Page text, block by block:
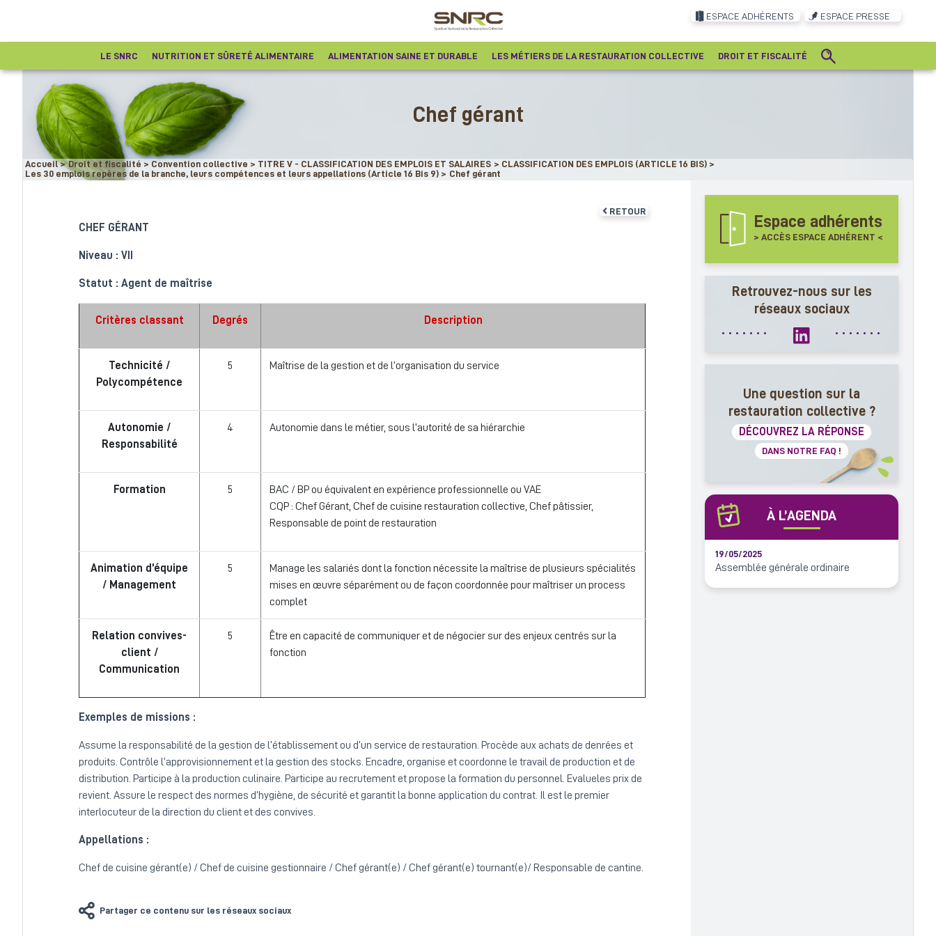
ESPACE ADHÉRENTS ESPACE PRESSE
LE SNRC NUTRITION ET SÛRETÉ ALIMENTAIRE ALIMENTATION SAINE ET DURABLE LES MÉTIERS DE LA RESTAURATION COLLECTIVE DROIT ET FISCALITÉ
Chef gérant
Accueil > Droit et fiscalité > Convention collective > TITRE V - CLASSIFICATION DES EMPLOIS ET SALAIRES > CLASSIFICATION DES EMPLOIS (ARTICLE 16 BIS) >
Les 30 emplois repères de la branche, leurs compétences et leurs appellations (Article 16 Bis 9) > Chef gérant
RETOUR
CHEF GÉRANT
Niveau : VII
Statut : Agent de maîtrise
Critères classant Degrés Description
Technicité /
Polycompétence
5 Maîtrise de la gestion et de l’organisation du service
Autonomie /
Responsabilité
4 Autonomie dans le métier, sous l’autorité de sa hiérarchie
Formation 5
BAC / BP ou équivalent en expérience professionnelle ou VAE
CQP : Chef Gérant, Chef de cuisine restauration collective, Chef pâtissier,
Responsable de point de restauration
Animation d’équipe
/ Management
5
Manage les salariés dont la fonction nécessite la maîtrise de plusieurs spécialités
mises en œuvre séparément ou de façon coordonnée pour maîtriser un process
complet
Relation convives-
client /
Communication
5
Être en capacité de communiquer et de négocier sur des enjeux centrés sur la
fonction
Exemples de missions :
Assume la responsabilité de la gestion de l’établissement ou d’un service de restauration. Procède aux achats de denrées et
produits. Contrôle l’approvisionnement et la gestion des stocks. Encadre, organise et coordonne le travail de production et de
distribution. Participe à la production culinaire. Participe au recrutement et propose la formation du personnel. Evalueles prix de
revient. Assure le respect des normes d’hygiène, de sécurité et garantit la bonne application du contrat. Il est le premier
interlocuteur de la direction du client et des convives.
Appellations :
Chef de cuisine gérant(e) / Chef de cuisine gestionnaire / Chef gérant(e) / Chef gérant(e) tournant(e)/ Responsable de cantine.
Partager ce contenu sur les réseaux sociaux
Espace adhérents
> ACCÈS ESPACE ADHÉRENT <
Retrouvez-nous sur les
réseaux sociaux
Une question sur la
restauration collective ?
DÉCOUVREZ LA RÉPONSE
DANS NOTRE FAQ !
À L’AGENDA
19/05/2025
Assemblée générale ordinaire